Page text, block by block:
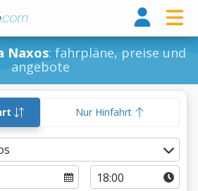
Naxos: fahrpläne, preise und
angebote
Nur Hinfahrt